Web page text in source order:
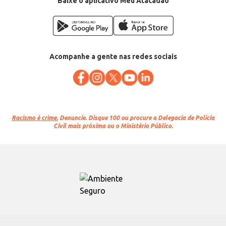
Acompanhe a gente nas redes sociais
Racismo é crime. Denuncie. Disque 100 ou procure a Delegacia de Polícia
Civil mais próxima ou o Ministério Público.